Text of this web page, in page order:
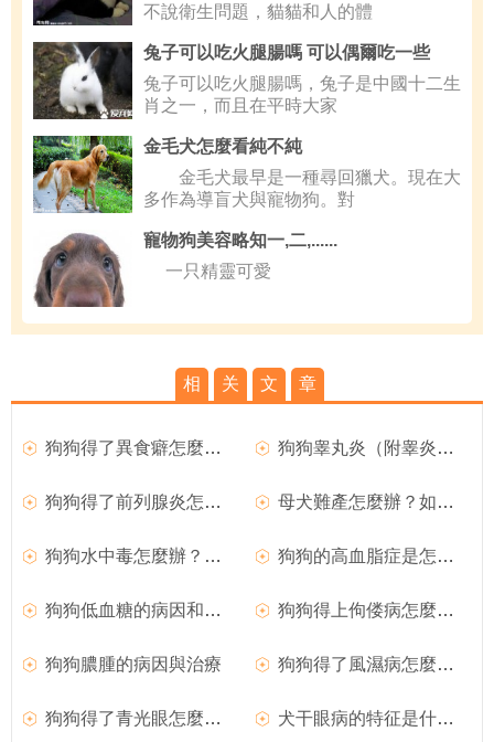
不說衛生問題，貓貓和人的體
兔子可以吃火腿腸嗎 可以偶爾吃一些
兔子可以吃火腿腸嗎，兔子是中國十二生
肖之一，而且在平時大家
金毛犬怎麼看純不純
金毛犬最早是一種尋回獵犬。現在大
多作為導盲犬與寵物狗。對
寵物狗美容略知一,二,......
一只精靈可愛
相 关 文 章
狗狗得了異食癖怎麼辦？ 狗狗睾丸炎（附睾炎）的臨床症狀
狗狗得了前列腺炎怎麼辦？ 母犬難產怎麼辦？如何處理難產的狗狗？
狗狗水中毒怎麼辦？如何治療？ 狗狗的高血脂症是怎麼回事？
狗狗低血糖的病因和臨床症狀 狗狗得上佝偻病怎麼辦？
狗狗膿腫的病因與治療 狗狗得了風濕病怎麼辦？如何治療犬風濕病？
狗狗得了青光眼怎麼辦？ 犬干眼病的特征是什麼？狗狗得了干眼病怎麼辦？